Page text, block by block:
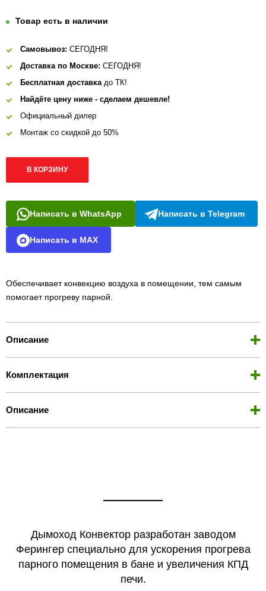
Товар есть в наличии
Самовывоз: СЕГОДНЯ!
Доставка по Москве: СЕГОДНЯ!
Бесплатная доставкадо ТК!
Найдёте цену ниже - сделаем дешевле!
Официальный дилер
Монтаж со скидкой до 50%
В КОРЗИНУ
Написать в WhatsApp Написать в Telegram
Написать в MAX
Обеспечивает конвекцию воздуха в помещении, тем самым
помогает прогреву парной.
Описание
Комплектация
Описание
Дымоход Конвектор разработан заводом
Ферингер специально для ускорения прогрева
парного помещения в бане и увеличения КПД
печи.